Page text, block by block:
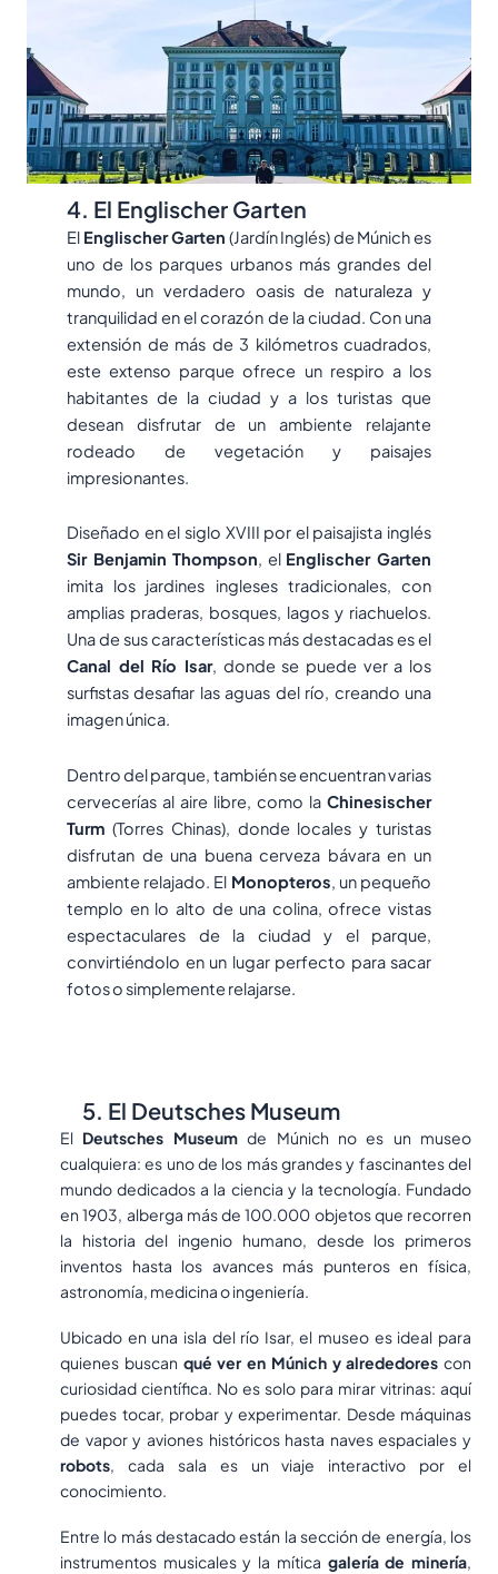
4. El Englischer Garten
El Englischer Garten (Jardín Inglés) de Múnich es
uno de los parques urbanos más grandes del
mundo, un verdadero oasis de naturaleza y
tranquilidad en el corazón de la ciudad. Con una
extensión de más de 3 kilómetros cuadrados,
este extenso parque ofrece un respiro a los
habitantes de la ciudad y a los turistas que
desean disfrutar de un ambiente relajante
rodeado de vegetación y paisajes
impresionantes.
Diseñado en el siglo XVIII por el paisajista inglés
Sir Benjamin Thompson, el Englischer Garten
imita los jardines ingleses tradicionales, con
amplias praderas, bosques, lagos y riachuelos.
Una de sus características más destacadas es el
Canal del Río Isar, donde se puede ver a los
surfistas desafiar las aguas del río, creando una
imagen única.
Dentro del parque, también se encuentran varias
cervecerías al aire libre, como la Chinesischer
Turm (Torres Chinas), donde locales y turistas
disfrutan de una buena cerveza bávara en un
ambiente relajado. El Monopteros, un pequeño
templo en lo alto de una colina, ofrece vistas
espectaculares de la ciudad y el parque,
convirtiéndolo en un lugar perfecto para sacar
fotos o simplemente relajarse.
5. El Deutsches Museum
El Deutsches Museumde Múnich no es un museo
cualquiera: es uno de los más grandes y fascinantes del
mundo dedicados a la ciencia y la tecnología. Fundado
en 1903, alberga más de 100.000 objetos que recorren
la historia del ingenio humano, desde los primeros
inventos hasta los avances más punteros en física,
astronomía, medicina o ingeniería.
Ubicado en una isla del río Isar, el museo es ideal para
quienes buscan qué ver en Múnich y alrededores con
curiosidad científica. No es solo para mirar vitrinas: aquí
puedes tocar, probar y experimentar. Desde máquinas
de vapor y aviones históricos hasta naves espaciales y
robots, cada sala es un viaje interactivo por el
conocimiento.
Entre lo más destacado están la sección de energía, los
instrumentos musicales y la mítica galería de minería,